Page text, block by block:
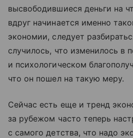
высвободившиеся деньги на
вдруг начинается именно
экономии, следует
случилось, что изменилось в
и психологическом
что он пошел на такую меру.
Сейчас есть еще и тренд
за рубежом часто теперь
с самого детства, что надо